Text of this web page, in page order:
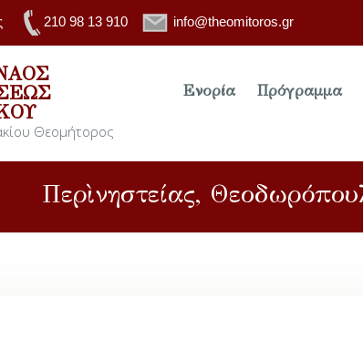
210 98 13 910 info@theomitoros.gr
Θεομήτορος
Ενορία Πρόγραμμα
Περὶ νηστείας,